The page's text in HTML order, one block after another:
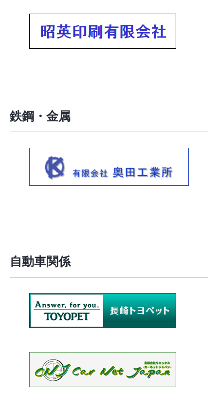
鉄鋼・金属
自動車関係